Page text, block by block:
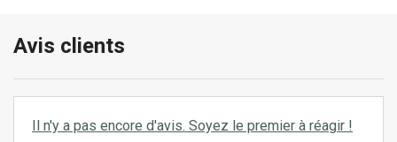
Avis clients
Il n'y a pas encore d'avis. Soyez le premier à réagir !